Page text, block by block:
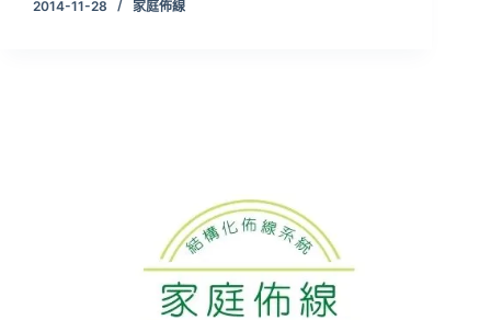
2014-11-28 家庭佈線